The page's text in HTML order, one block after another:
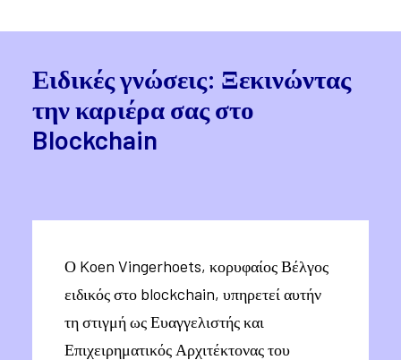
Ειδικές γνώσεις: Ξεκινώντας
την καριέρα σας στο
Blockchain
Ο Koen Vingerhoets, κορυφαίος Βέλγος
ειδικός στο blockchain, υπηρετεί αυτήν
τη στιγμή ως Ευαγγελιστής και
Επιχειρηματικός Αρχιτέκτονας του